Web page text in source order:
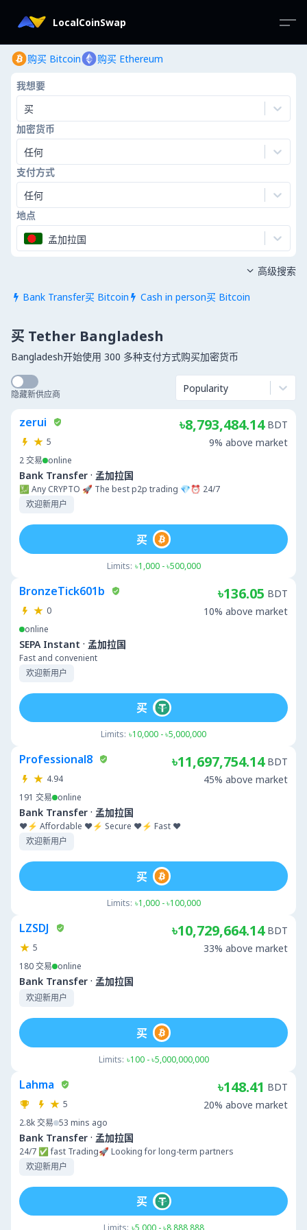
LocalCoinSwap
购买 Bitcoin 购买 Ethereum
我想要
买
加密货币
任何
支付方式
任何
地点
孟加拉国
 Bank Transfer买 Bitcoin  Cash in person买 Bitcoin
 高级搜索
买 Tether Bangladesh
Bangladesh开始使用 300 多种支付方式购买加密货币
隐藏新供应商 Popularity
zerui
5
2交易 online
Bank Transfer · 孟加拉国
💹 Any CRYPTO 🚀 The best p2p trading 💎⏰ 24/7
欢迎新用户
৳8,793,484.14 BDT
9% above market
Limits: ৳1,000 - ৳500,000
买
BronzeTick601b
0
online
SEPA Instant · 孟加拉国
Fast and convenient
欢迎新用户
৳136.05 BDT
10% above market
Limits: ৳10,000 - ৳5,000,000
买
Professional8
4.94
191 交易 online
Bank Transfer · 孟加拉国
❤️⚡ Affordable ❤️⚡ Secure ❤️⚡ Fast ❤️
欢迎新用户
৳11,697,754.14 BDT
45% above market
Limits: ৳1,000 - ৳100,000
买
LZSDJ
5
180交易 online
Bank Transfer · 孟加拉国
欢迎新用户
৳10,729,664.14 BDT
33% above market
Limits: ৳100 - ৳5,000,000,000
买
Lahma
5
2.8k交易 53 mins ago
Bank Transfer · 孟加拉国
24/7 ✅ fast Trading🚀 Looking for long-term partners
欢迎新用户
৳148.41 BDT
20% above market
Limits: ৳5,000 - ৳8,888,888
买